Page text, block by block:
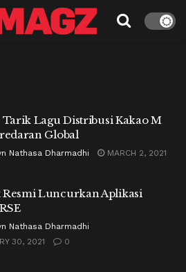
Lagu Distribusi Kakao M
Global
Nathasa Dharmadhi
MARCH 2, 2021
Resmi Luncurkan Aplikasi
Nathasa Dharmadhi
30, 2021
0